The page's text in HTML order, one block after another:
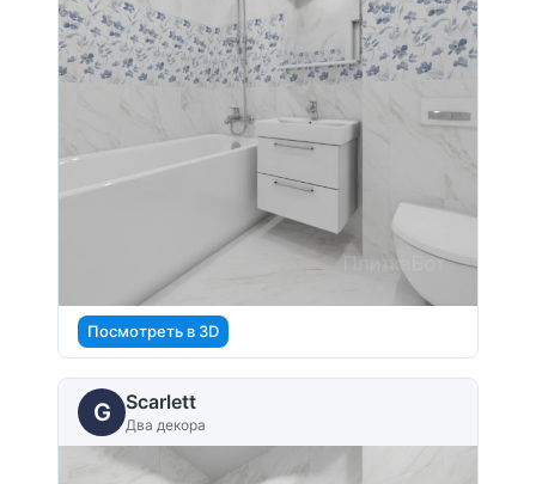
Посмотреть в 3D
G Scarlett
Два декора